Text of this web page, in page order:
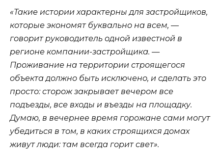
«Такие истории характерны для застройщиков,
которые экономят буквально на всем, —
говорит руководитель одной известной в
регионе компании-застройщика. —
Проживание на территории строящегося
объекта должно быть исключено, и сделать это
просто: сторож закрывает вечером все
подъезды, все входы и въезды на площадку.
Думаю, в вечернее время горожане сами могут
убедиться в том, в каких строящихся домах
живут люди: там всегда горит свет».